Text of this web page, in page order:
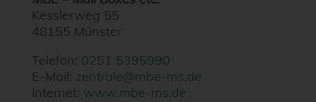
Kesslerweg 55
48155 Münster
Telefon: 0251 5395990
E-Mail: zentrale@mbe-ms.de
Internet: www.mbe-ms.de